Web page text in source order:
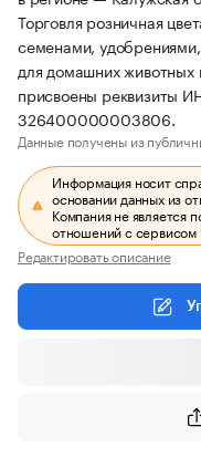
Торговля розничная
семенами,
для домашних животных
присвоены реквизиты
326400000003806.
Данные получены из
Информация носит
основании данных из
Компания не является
отношений с сервисом
Редактировать описание